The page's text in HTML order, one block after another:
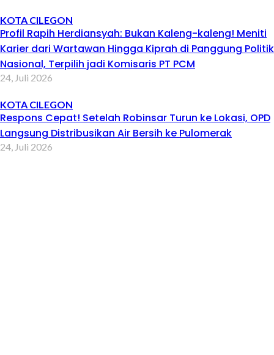
KOTA CILEGON
Profil Rapih Herdiansyah: Bukan Kaleng-kaleng! Meniti
Karier dari Wartawan Hingga Kiprah di Panggung Politik
Nasional, Terpilih jadi Komisaris PT PCM
24, Juli 2026
KOTA CILEGON
Respons Cepat! Setelah Robinsar Turun ke Lokasi, OPD
Langsung Distribusikan Air Bersih ke Pulomerak
24, Juli 2026